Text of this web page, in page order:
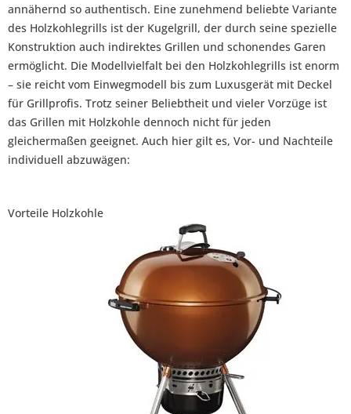
annähernd so authentisch. Eine zunehmend beliebte Variante
des Holzkohlegrills ist der Kugelgrill, der durch seine spezielle
Konstruktion auch indirektes Grillen und schonendes Garen
ermöglicht. Die Modellvielfalt bei den Holzkohlegrills ist enorm
– sie reicht vom Einwegmodell bis zum Luxusgerät mit Deckel
für Grillprofis. Trotz seiner Beliebtheit und vieler Vorzüge ist
das Grillen mit Holzkohle dennoch nicht für jeden
gleichermaßen geeignet. Auch hier gilt es, Vor- und Nachteile
individuell abzuwägen:
Vorteile Holzkohle